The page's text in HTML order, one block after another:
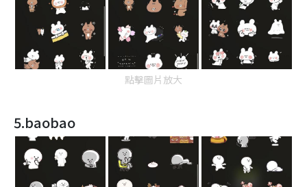
點擊圖片放大
5.baobao